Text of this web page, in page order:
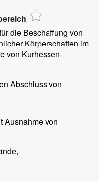
die Beschaffung von
Körperschaften im
von Kurhessen-
Abschluss von
Ausnahme von